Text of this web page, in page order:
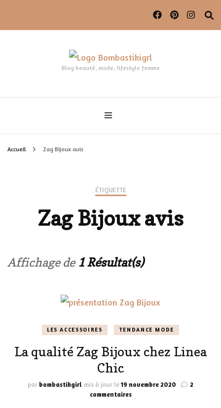
Blog beauté, mode, lifestyle femme
Accueil Zag Bijoux avis
ÉTIQUETTE
Zag Bijoux avis
Affichage de 1 Résultat(s)
LES ACCESSOIRES TENDANCE MODE
La qualité Zag Bijoux chez Linea
Chic
par bombastikgirl mis à jour le19 novembre 2020
2
commentairessur